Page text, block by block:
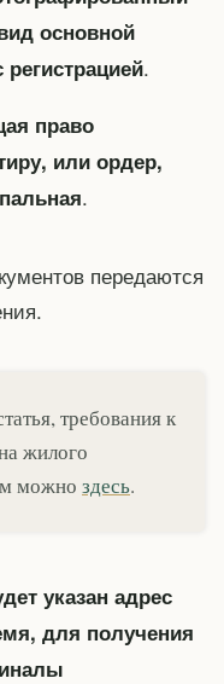
основной
.
право
или ордер,
.
передаются
требования к
жилого
можно здесь.
указан адрес
для получения